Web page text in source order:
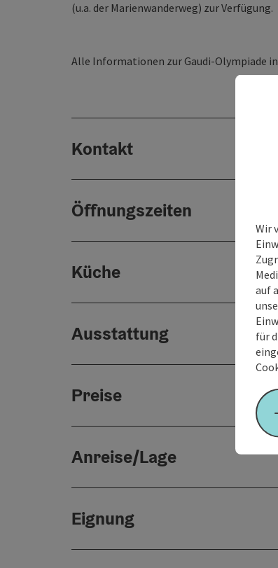
(u.a. der Marienwanderweg) zur Verfügung.
Alle Informationen zur Gaudi-Olympiade
Kontakt
Öffnungszeiten
Küche
Ausstattung
Preise
Anreise/Lage
Eignung
Wir
auf
für